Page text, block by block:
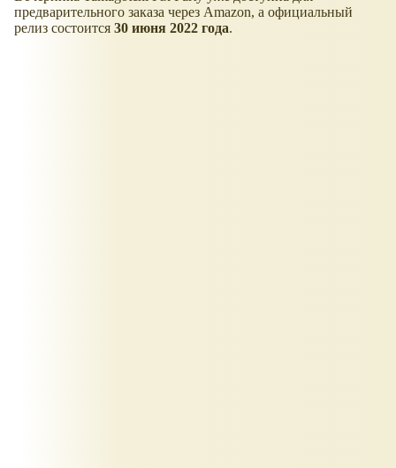
предварительного заказа через Amazon, а официальный
релиз состоится 30 июня 2022 года.